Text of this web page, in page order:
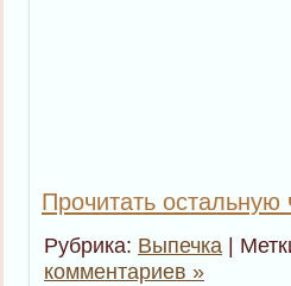
Прочитать остальную
Рубрика: Выпечка |
комментариев »